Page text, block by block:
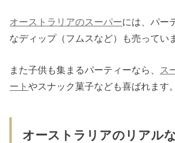
オーストラリアのスーパーには、パー
なディップ（フムスなど）も売ってい
また子供も集まるパーティーなら、 ス
ートやスナック菓子なども喜ばれます。
オーストラリアのリアル